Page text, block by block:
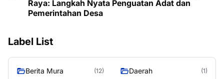
Raya: Langkah Nyata Penguatan Adat dan
Pemerintahan Desa
Label List
Berita Mura (12) Daerah (1)